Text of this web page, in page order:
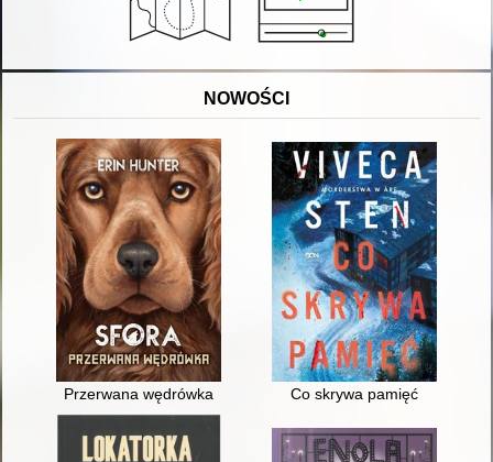
NOWOŚCI
Przerwana wędrówka Co skrywa pamięć